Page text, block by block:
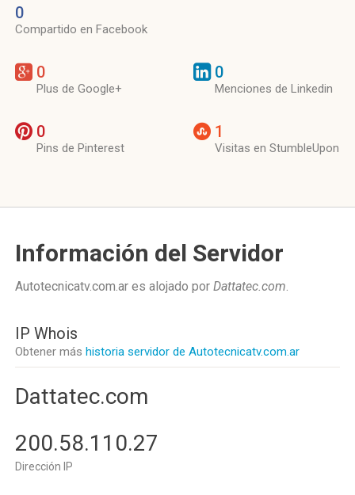
0
Compartido en Facebook
0
Plus de Google+
0
Menciones de Linkedin
0
Pins de Pinterest
1
Visitas en StumbleUpon
Información del Servidor
Autotecnicatv.com.ar es alojado por Dattatec.com.
IP Whois
Obtener más historia servidor de Autotecnicatv.com.ar
Dattatec.com
200.58.110.27
Dirección IP